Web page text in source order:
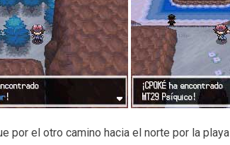
por el otro camino hacia el norte por la playa